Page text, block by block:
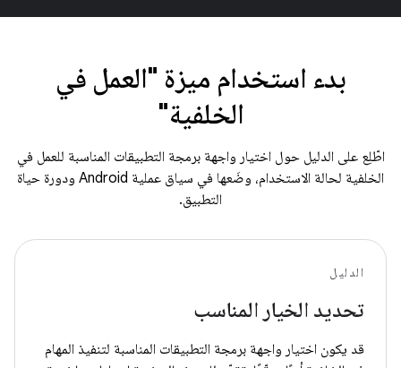
بدء استخدام ميزة "العمل في
الخلفية"
اطّلِع على الدليل حول اختيار واجهة برمجة التطبيقات المناسبة للعمل في
الخلفية لحالة الاستخدام، وضَعها في سياق عملية Android ودورة حياة
التطبيق.
الدليل
تحديد الخيار المناسب
قد يكون اختيار واجهة برمجة التطبيقات المناسبة لتنفيذ المهام